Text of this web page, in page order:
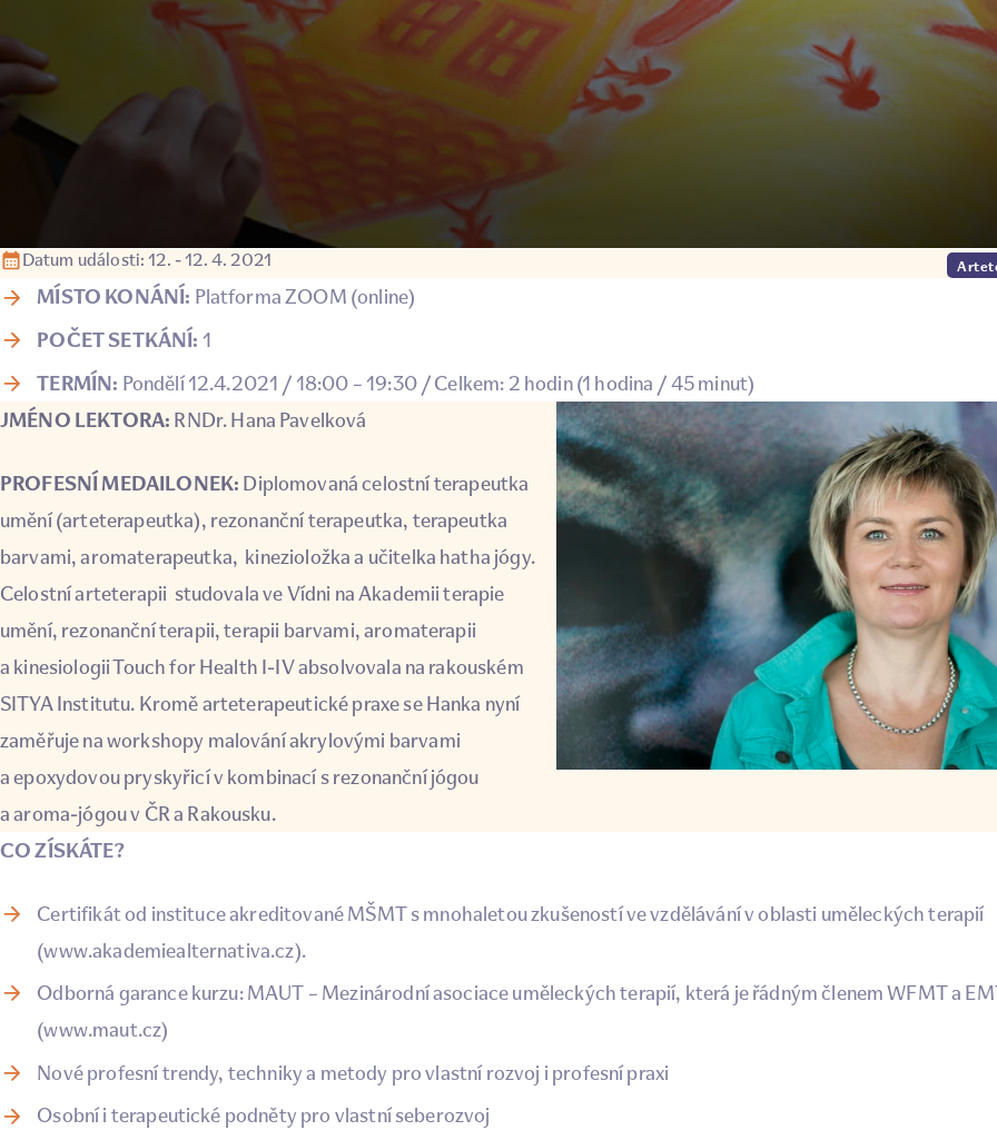
Datum události: 12. - 12. 4. 2021
MÍSTO KONÁNÍ: Platforma ZOOM (online)
POČET SETKÁNÍ: 1
TERMÍN: Pondělí 12.4.2021 / 18:00 – 19:30 / Celkem: 2 hodin (1 hodina / 45 minut)
JMÉNO LEKTORA: RNDr. Hana Pavelková
PROFESNÍ MEDAILONEK: Diplomovaná celostní terapeutka
umění (arteterapeutka), rezonanční terapeutka, terapeutka
barvami, aromaterapeutka, kinezioložka a učitelka hatha jógy.
Celostní arteterapii studovala ve Vídni na Akademii terapie
umění, rezonanční terapii, terapii barvami, aromaterapii
a kinesiologii Touch for Health I-IV absolvovala na rakouském
SITYA Institutu. Kromě arteterapeutické praxe se Hanka nyní
zaměřuje na workshopy malování akrylovými barvami
a epoxydovou pryskyřicí v kombinací s rezonanční jógou
a aroma-jógou v ČR a Rakousku.
CO ZÍSKÁTE?
Certifikát od instituce akreditované MŠMT s mnohaletou zkušeností ve vzdělávání v oblasti uměleckých terapií
(www.akademiealternativa.cz).
Odborná garance kurzu: MAUT – Mezinárodní asociace uměleckých terapií, která je řádným členem WFMT a
(www.maut.cz)
Nové profesní trendy, techniky a metody pro vlastní rozvoj i profesní praxi
Osobní i terapeutické podněty pro vlastní seberozvoj